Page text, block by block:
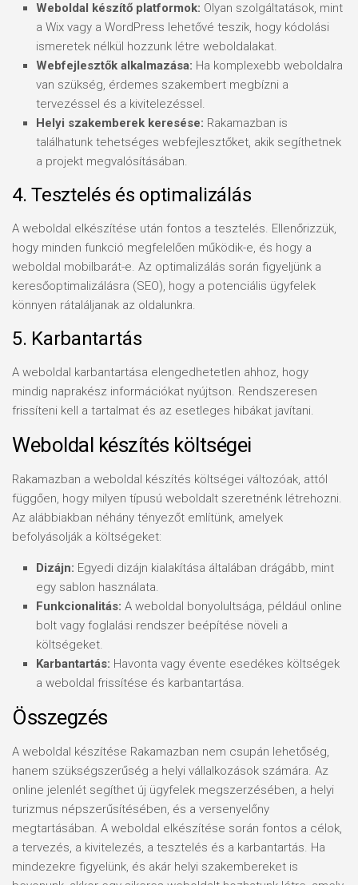
Weboldal készítő platformok: Olyan szolgáltatások, mint
a Wix vagy a WordPress lehetővé teszik, hogy kódolási
ismeretek nélkül hozzunk létre weboldalakat.
Webfejlesztők alkalmazása: Ha komplexebb weboldalra
van szükség, érdemes szakembert megbízni a
tervezéssel és a kivitelezéssel.
Helyi szakemberek keresése: Rakamazban is
találhatunk tehetséges webfejlesztőket, akik segíthetnek
a projekt megvalósításában.
4. Tesztelés és optimalizálás
A weboldal elkészítése után fontos a tesztelés. Ellenőrizzük,
hogy minden funkció megfelelően működik-e, és hogy a
weboldal mobilbarát-e. Az optimalizálás során figyeljünk a
keresőoptimalizálásra (SEO), hogy a potenciális ügyfelek
könnyen rátaláljanak az oldalunkra.
5. Karbantartás
A weboldal karbantartása elengedhetetlen ahhoz, hogy
mindig naprakész információkat nyújtson. Rendszeresen
frissíteni kell a tartalmat és az esetleges hibákat javítani.
Weboldal készítés költségei
Rakamazban a weboldal készítés költségei változóak, attól
függően, hogy milyen típusú weboldalt szeretnénk létrehozni.
Az alábbiakban néhány tényezőt említünk, amelyek
befolyásolják a költségeket:
Dizájn: Egyedi dizájn kialakítása általában drágább, mint
egy sablon használata.
Funkcionalitás: A weboldal bonyolultsága, például online
bolt vagy foglalási rendszer beépítése növeli a
költségeket.
Karbantartás: Havonta vagy évente esedékes költségek
a weboldal frissítése és karbantartása.
Összegzés
A weboldal készítése Rakamazban nem csupán lehetőség,
hanem szükségszerűség a helyi vállalkozások számára. Az
online jelenlét segíthet új ügyfelek megszerzésében, a helyi
turizmus népszerűsítésében, és a versenyelőny
megtartásában. A weboldal elkészítése során fontos a célok,
a tervezés, a kivitelezés, a tesztelés és a karbantartás. Ha
mindezekre figyelünk, és akár helyi szakembereket is